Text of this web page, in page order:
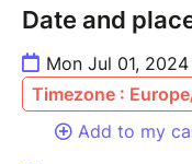
Date and
Mon Jul 01,
Timezone :
Add to my